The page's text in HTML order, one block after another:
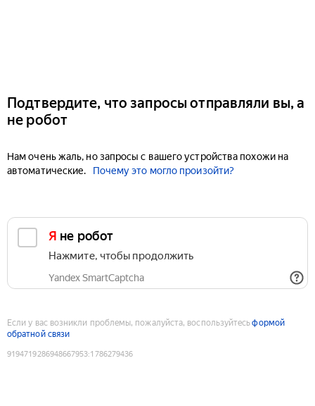
Подтвердите, что запросы отправляли вы, а
не робот
Нам очень жаль, но запросы с вашего устройства похожи на
автоматические.
Почему это могло произойти?
Я не робот
Нажмите, чтобы продолжить
Yandex SmartCaptcha
Если у вас возникли проблемы, пожалуйста, воспользуйтесьформой
обратной связи
9194719286948667953:1786279436